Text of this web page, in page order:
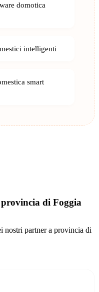
domotica
intelligenti
smart
di Foggia
nostri partner a provincia di